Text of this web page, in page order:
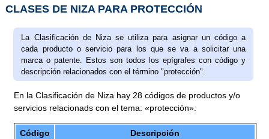
CLASES DE NIZA PARA PROTECCIÓN
La Clasificación de Niza se utiliza para asignar un código a
cada producto o servicio para los que se va a solicitar una
marca o patente. Estos son todos los epígrafes con código y
descripción relacionados con el término "protección".
En la Clasificación de Niza hay 28 códigos de productos y/o
servicios relacionads con el tema: «protección».
Código Descripción